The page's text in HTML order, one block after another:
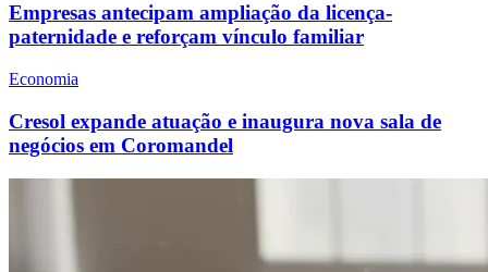
Empresas antecipam ampliação da licença-
paternidade e reforçam vínculo familiar
Economia
Cresol expande atuação e inaugura nova sala de
negócios em Coromandel